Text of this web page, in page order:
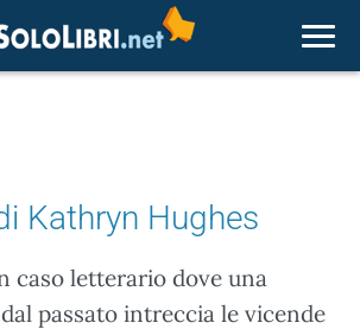
Kathryn Hughes
caso letterario dove una
passato intreccia le vicende